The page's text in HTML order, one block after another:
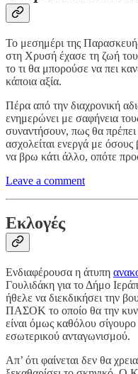
To μεσημέρι της
στη Χρυσή έχασε τη ζωή
το τι θα μπορούσε να πει
κάποια αξία.
Πέρα από την διαχρονική
ενημερώνει με σαφήνεια
συναντήσουν, πως θα
ασχολείται ενεργά με
να βρω κάτι άλλο, οπότε
Leave a comment
Εκλογές
Ενδιαφέρουσα η άτυπη
Γουλιδάκη για το Δήμο
ήθελε να διεκδικήσει την
ΠΑΣΟΚ το οποίο θα την
είναι όμως καθόλου σίγουρο
εσωτερικού ανταγωνισμού.
Απ’ ότι φαίνεται δεν θα